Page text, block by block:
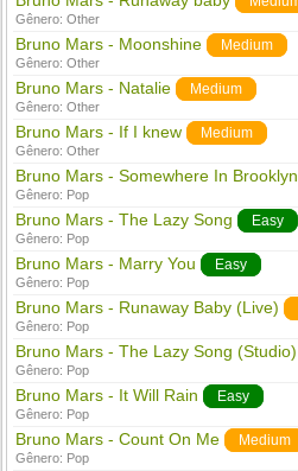
Gênero:Other
Bruno Mars - Moonshine Medium
Gênero:Other
Bruno Mars - Natalie Medium
Gênero:Other
Bruno Mars - If I knew Medium
Gênero:Other
Bruno Mars - Somewhere In Brooklyn
Gênero: Pop
Bruno Mars - The Lazy Song Easy
Gênero: Pop
Bruno Mars - Marry You Easy
Gênero: Pop
Bruno Mars - Runaway Baby (Live)
Gênero: Pop
Bruno Mars - The Lazy Song (Studio)
Gênero: Pop
Bruno Mars - It Will Rain Easy
Gênero: Pop
Bruno Mars - Count On Me Medium
Gênero: Pop